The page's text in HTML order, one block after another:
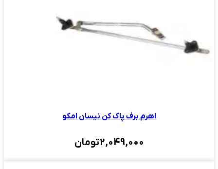
اهرم برف پاک کن نیسان امکو
2,049,000تومان